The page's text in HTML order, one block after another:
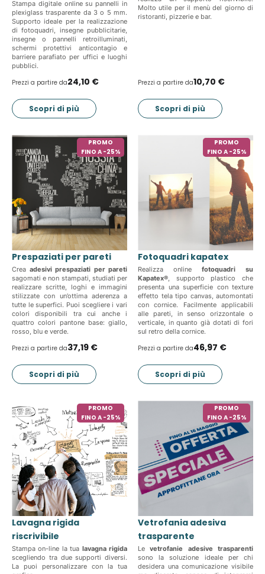
Stampa digitale online su pannelli in
plexiglass trasparente da 3 o 5 mm.
Supporto ideale per la realizzazione
di fotoquadri, insegne pubblicitarie,
insegne o pannelli retroilluminati,
schermi protettivi anticontagio e
barriere parafiato per uffici e luoghi
pubblici.
Prezzi a partire da24,10 €
Scopri di più
Molto utile per il menù del giorno di
ristoranti, pizzerie e bar.
Prezzi a partire da10,70 €
Scopri di più
PROMO
FINO A -25%
Prespaziati per pareti
Crea adesivi prespaziati per pareti
sagomati e non stampati, studiati per
realizzare scritte, loghi e immagini
stilizzate con un’ottima aderenza a
tutte le superfici. Puoi scegliere i vari
colori disponibili tra cui anche i
quattro colori pantone base: giallo,
rosso, blu e verde.
Prezzi a partire da37,19 €
Scopri di più
PROMO
FINO A -25%
Fotoquadri kapatex
Realizza online fotoquadri su
Kapatex®, supporto plastico che
presenta una superficie con texture
effetto tela tipo canvas, automontati
con cornice. Facilmente applicabili
alle pareti, in senso orizzontale o
verticale, in quanto già dotati di fori
sul retro della cornice.
Prezzi a partire da46,97 €
Scopri di più
PROMO
FINO A -25%
Lavagna rigida
riscrivibile
Stampa on-line la tua lavagna rigida
scegliendo tra due supporti diversi.
La puoi personalizzare con la tua
PROMO
FINO A -25%
Vetrofania adesiva
trasparente
Levetrofanie adesive trasparenti
sono la soluzione ideale per chi
desidera una comunicazione visibile